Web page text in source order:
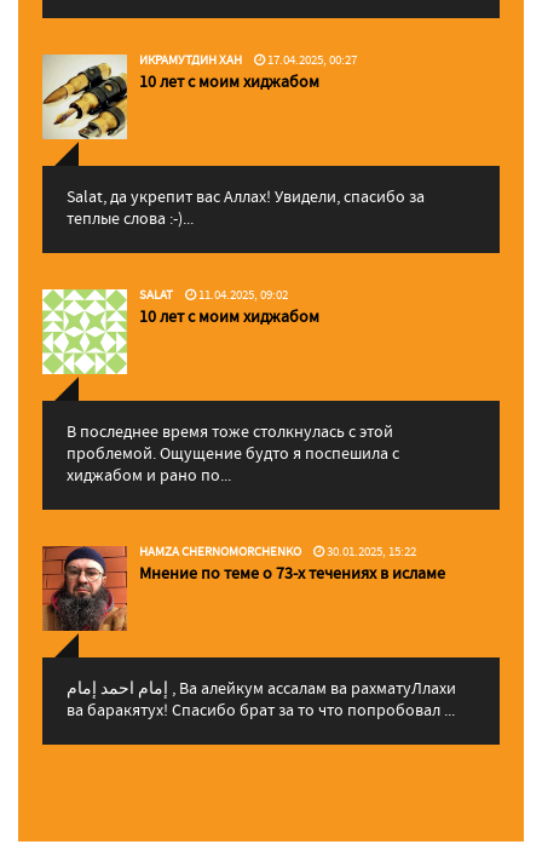
ИКРАМУТДИН ХАН 17.04.2025, 00:27
10 лет с моим хиджабом
Salat, да укрепит вас Аллаx! Увидели, спасибо за
теплые слова :-)...
SALAT 11.04.2025, 09:02
10 лет с моим хиджабом
В последнее время тоже столкнулась с этой
проблемой. Ощущение будто я поспешила с
хиджабом и рано по...
HAMZA CHERNOMORCHENKO 30.01.2025, 15:22
Мнение по теме о 73-х течениях в исламе
إمام احمد إمام , Ва алейкум ассалам ва рахматуЛлахи
ва баракятух! Спасибо брат за то что попробовал ...